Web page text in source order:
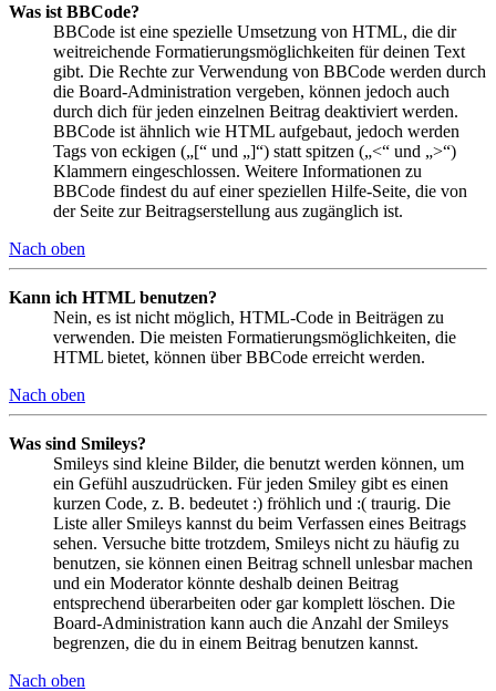
Was ist BBCode?
BBCode ist eine spezielle Umsetzung von HTML, die dir
weitreichende Formatierungsmöglichkeiten für deinen Text
gibt. Die Rechte zur Verwendung von BBCode werden durch
die Board-Administration vergeben, können jedoch auch
durch dich für jeden einzelnen Beitrag deaktiviert werden.
BBCode ist ähnlich wie HTML aufgebaut, jedoch werden
Tags von eckigen („[“ und „]“) statt spitzen („<“ und „>“)
Klammern eingeschlossen. Weitere Informationen zu
BBCode findest du auf einer speziellen Hilfe-Seite, die von
der Seite zur Beitragserstellung aus zugänglich ist.
Nach oben
Kann ich HTML benutzen?
Nein, es ist nicht möglich, HTML-Code in Beiträgen zu
verwenden. Die meisten Formatierungsmöglichkeiten, die
HTML bietet, können über BBCode erreicht werden.
Nach oben
Was sind Smileys?
Smileys sind kleine Bilder, die benutzt werden können, um
ein Gefühl auszudrücken. Für jeden Smiley gibt es einen
kurzen Code, z. B. bedeutet :) fröhlich und :( traurig. Die
Liste aller Smileys kannst du beim Verfassen eines Beitrags
sehen. Versuche bitte trotzdem, Smileys nicht zu häufig zu
benutzen, sie können einen Beitrag schnell unlesbar machen
und ein Moderator könnte deshalb deinen Beitrag
entsprechend überarbeiten oder gar komplett löschen. Die
Board-Administration kann auch die Anzahl der Smileys
begrenzen, die du in einem Beitrag benutzen kannst.
Nach oben